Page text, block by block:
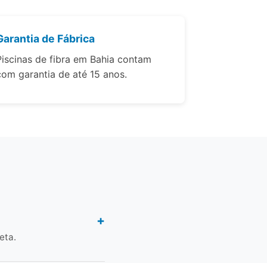
de Fábrica
de fibra em Bahia contam
garantia de até 15 anos.